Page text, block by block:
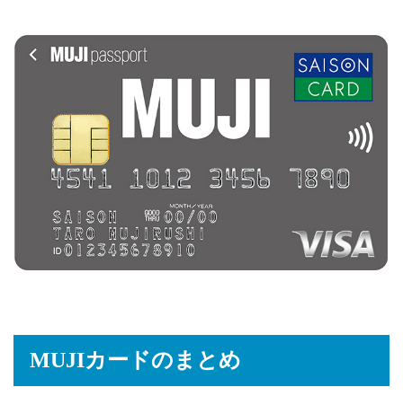
MUJIカードのまとめ